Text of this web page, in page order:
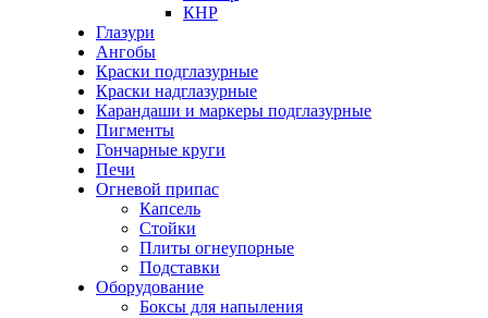
КНР
Глазури
Ангобы
Краски подглазурные
Краски надглазурные
Карандаши и маркеры подглазурные
Пигменты
Гончарные круги
Печи
Огневой припас
Капсель
Стойки
Плиты огнеупорные
Подставки
Оборудование
Боксы для напыления